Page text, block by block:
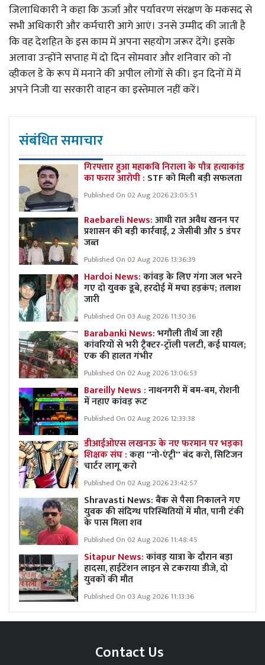
जिलाधिकारी ने कहा कि ऊर्जा और पर्यावरण संरक्षण के मकसद से
सभी अधिकारी और कर्मचारी आगे आएं। उनसे उम्मीद की जाती है
कि वह देशहित के इस काम में अपना सहयोग जरूर देंगे। इसके
अलावा उन्होंने सप्ताह में दो दिन सोमवार और शनिवार को नो
व्हीकल डे के रूप में मनाने की अपील लोगों से की। इन दिनों में में
अपने निजी या सरकारी वाहन का इस्तेमाल नहीं करें।
संबंधित समाचार
गिरफ्तार हुआ महाकवि निराला के पौत्र हत्याकांड
का फरार आरोपी : STF को मिली बड़ी सफलता
Published On 02 Aug 2026 23:05:51
Raebareli News:आधी रात अवैध खनन पर
प्रशासन की बड़ी कार्रवाई, 2 जेसीबी और 5 डंपर
जब्त
Published On 02 Aug 2026 13:36:39
Hardoi News:कांवड़ के लिए गंगा जल भरने
गए दो युवक डूबे, हरदोई में मचा हड़कंप; तलाश
जारी
Published On 03 Aug 2026 11:30:36
Barabanki News:भगौली तीर्थ जा रही
कांवरियों से भरी ट्रैक्टर-ट्रॉली पलटी, कई घायल;
एक की हालत गंभीर
Published On 02 Aug 2026 13:06:53
Bareilly News :नाथनगरी में बम-बम, रोशनी
में नहाए कांवड़ रूट
Published On 02 Aug 2026 12:33:38
डीआईओएस लखनऊ के नए फरमान पर भड़का
शिक्षक संघ :कहा ''नो-एंट्री'' बंद करो, सिटिजन
चार्टर लागू करो
Published On 02 Aug 2026 23:42:57
Shravasti News: बैंक से पैसा निकालने गए
युवक की संदिग्ध परिस्थितियों में मौत, पानी टंकी
के पास मिला शव
Published On 02 Aug 2026 11:48:45
Sitapur News:कांवड़ यात्रा के दौरान बड़ा
हादसा, हाईटेंशन लाइन से टकराया डीजे, दो
युवकों की मौत
Published On 03 Aug 2026 11:13:36
Contact Us